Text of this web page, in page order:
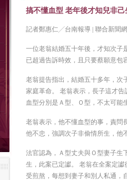
搞不懂血型 老年後才知兒非己
記者鄭惠仁╱台南報導 | 聯合新聞
一位老翁結婚五十年後，才知次子
已超過告訴時效，且只要蔡願意包
老翁提告指出，結婚五十多年，次
家庭革命。 老翁表示，長子這才
血型分別是Ａ型、Ｏ型，不太可能
老翁表示，他不懂血型的事，責問
他不忠，強調次子非偷情所生，他
法官認為，Ａ型丈夫與Ｏ型妻子生
生，此案已定讞。 老翁在全案定
受煎熬，每想到妻子和別人私通，